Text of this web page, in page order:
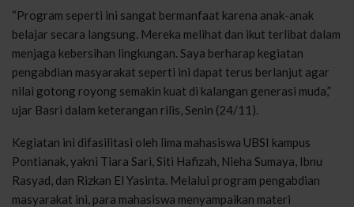
“Program seperti ini sangat bermanfaat karena anak-anak
belajar secara langsung. Mereka melihat dan ikut terlibat dalam
menjaga kebersihan lingkungan. Saya berharap kegiatan
pengabdian masyarakat seperti ini dapat terus berlanjut agar
nilai gotong royong semakin kuat di kalangan generasi muda,”
ujar Basri dalam keterangan rilis, Senin (24/11).
Kegiatan ini difasilitasi oleh lima mahasiswa UBSI kampus
Pontianak, yakni Tiara Sari, Siti Hafizah, Nieha Sumaya, Ibnu
Rasyad, dan Rizkan El Yasinta. Melalui program pengabdian
masyarakat ini, para mahasiswa menyampaikan materi